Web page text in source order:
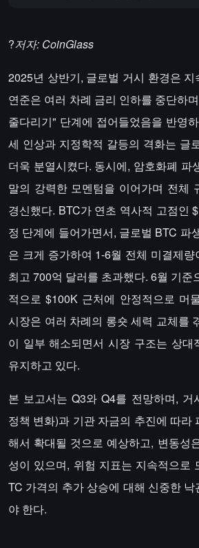
?저자: CoinGlass
2025년 상반기, 글로벌 거시 환경은
연준은 여러 차례 금리 인하를 중단하
줄다리기" 단계에 접어들었음을 반영
세 인상과 지정학적 갈등의 격화는 글
더욱 분열시켰다. 동시에, 암호화폐 파
말의 강력한 모멘텀을 이어가며 전체
경신했다. BTC가 연초 역사적 고점인
정 단계에 들어가면서, 글로벌 BTC 파
은 크게 증가하여 1-6월 전체 미결제
최고 700억 달러를 초과했다. 6월 기준
적으로 $100K 근처에 안정적으로 머
시장은 여러 차례의 롱숏 세력 교체를
이 일부 해소되면서 시장 구조는 상대
유지하고 있다.
본 보고서는 Q3와 Q4를 전망하며, 거
정책 변화)과 기관 자금의 추진에 따라
해서 확대될 것으로 예상하고, 변동성
성이 있으며, 위험 지표는 지속적으로
TC 가격의 추가 상승에 대해 신중한
야 한다.